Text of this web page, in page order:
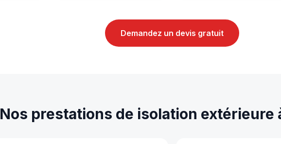
Demandez un devis gratuit
Nos prestations de isolation extérieure